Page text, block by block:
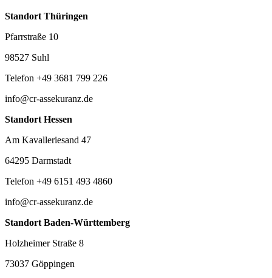
Standort Thüringen
Pfarrstraße 10
98527 Suhl
Telefon +49 3681 799 226
info@cr-assekuranz.de
Standort Hessen
Am Kavalleriesand 47
64295 Darmstadt
Telefon +49 6151 493 4860
info@cr-assekuranz.de
Standort Baden-Württemberg
Holzheimer Straße 8
73037 Göppingen